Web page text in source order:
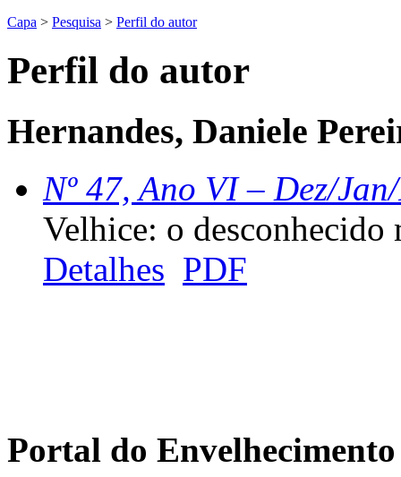
Capa > Pesquisa > Perfil do autor
Perfil do autor
Hernandes, Daniele
Nº 47, Ano VI – Dez/
Velhice: o desconhecido
Detalhes PDF
Portal do